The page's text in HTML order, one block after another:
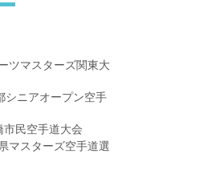
ツマスターズ関東大
シニアオープン空手
民空手道大会
マスターズ空手道選